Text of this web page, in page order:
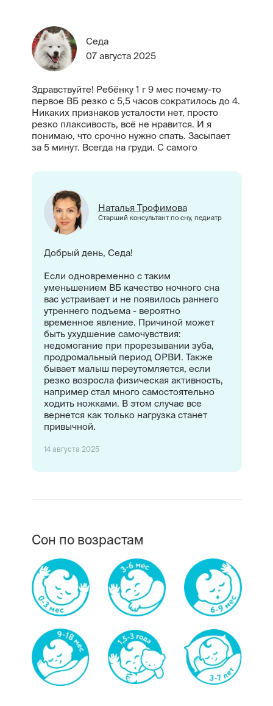
Седа
07 августа 2025
Здравствуйте! Ребёнку 1 г 9 мес почему-то
первое ВБ резко с 5,5 часов сократилось до 4.
Никаких признаков усталости нет, просто
резко плаксивость, всё не нравится. И я
понимаю, что срочно нужно спать. Засыпает
за 5 минут. Всегда на груди. С самого
Наталья Трофимова
Старший консультант по сну, педиатр
Добрый день, Седа!
Если одновременно с таким
уменьшением ВБ качество ночного сна
вас устраивает и не появилось раннего
утреннего подъема - вероятно
временное явление. Причиной может
быть ухудшение самочувствия:
недомогание при прорезывании зуба,
продромальный период ОРВИ. Также
бывает малыш переутомляется, если
резко возросла физическая активность,
например стал много самостоятельно
ходить ножками. В этом случае все
вернется как только нагрузка станет
привычной.
14 августа 2025
Сон по возрастам